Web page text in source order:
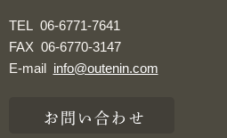
TEL 06-6771-7641
FAX 06-6770-3147
E-mail info@outenin.com
お問い合わせ